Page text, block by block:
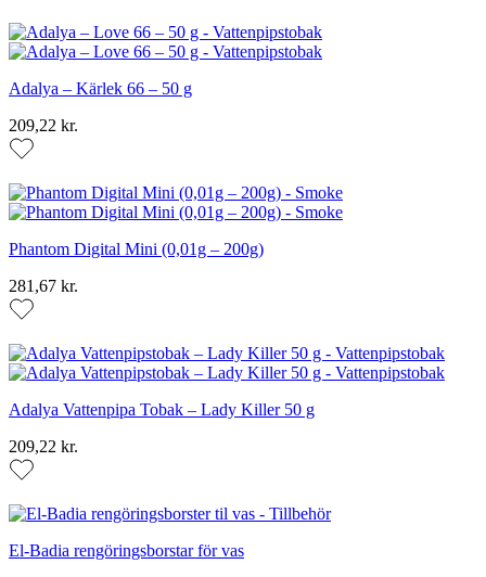
Adalya – Kärlek 66 – 50 g
209,22 kr.
Phantom Digital Mini (0,01g – 200g)
281,67 kr.
Adalya Vattenpipa Tobak – Lady Killer 50 g
209,22 kr.
El-Badia rengöringsborstar för vas